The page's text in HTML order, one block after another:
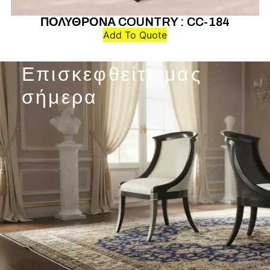
ΠΟΛΥΘΡΟΝΑ COUNTRY : CC-184
Add To Quote
Επισκεφθείτε μας
σήμερα